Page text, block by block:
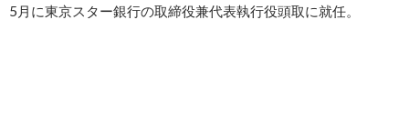
5月に東京スター銀行の取締役兼代表執行役頭取に就任。